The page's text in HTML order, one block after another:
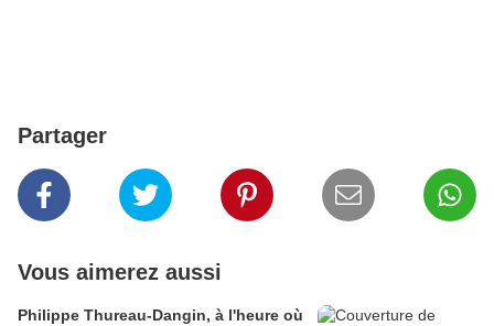
Partager
Vous aimerez aussi
Philippe Thureau-Dangin, à l'heure où